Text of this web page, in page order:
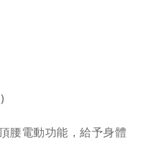
腰電動功能，給予身體